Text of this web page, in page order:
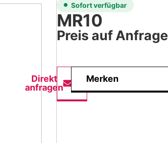
Sofort verfügbar
MR10
Preis auf Anfrage
Direkt
anfragen
Merken